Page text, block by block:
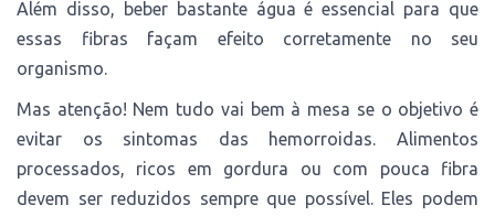
Além disso, beber bastante água é essencial para que
essas fibras façam efeito corretamente no seu
organismo.
Mas atenção! Nem tudo vai bem à mesa se o objetivo é
evitar os sintomas das hemorroidas. Alimentos
processados, ricos em gordura ou com pouca fibra
devem ser reduzidos sempre que possível. Eles podem